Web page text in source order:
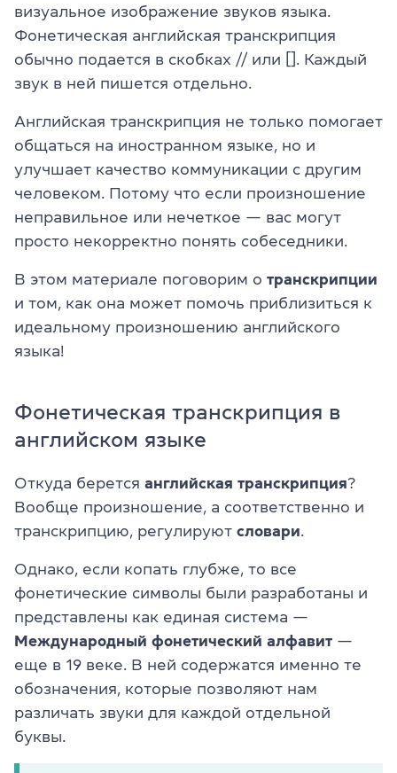
визуальное изображение звуков языка.
Фонетическая английская транскрипция
обычно подается в скобках // или []. Каждый
звук в ней пишется отдельно.
Английская транскрипция не только помогает
общаться на иностранном языке, но и
улучшает качество коммуникации с другим
человеком. Потому что если произношение
неправильное или нечеткое — вас могут
просто некорректно понять собеседники.
В этом материале поговорим о транскрипции
и том, как она может помочь приблизиться к
идеальному произношению английского
языка!
Фонетическая транскрипция в
английском языке
Откуда берется английская транскрипция?
Вообще произношение, а соответственно и
транскрипцию, регулируют словари
Однако, если копать глубже, то все
фонетические символы были разработаны и
представлены как единая система —
Международный фонетический алфавит —
еще в 19 веке. В ней содержатся именно те
обозначения, которые позволяют нам
различать звуки для каждой отдельной
буквы.